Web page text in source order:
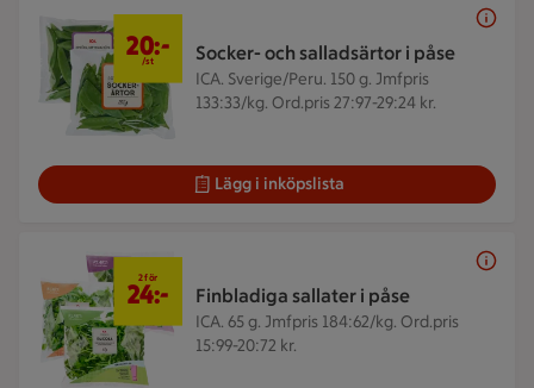
Socker- och salladsärtor i påse
ICA. Sverige/Peru. 150 g. Jmfpris
133:33/kg. Ord.pris 27:97-29:24 kr.
20 kr/st
20:-
/st
Lägg i inköpslista
Finbladiga sallater i påse
ICA. 65 g. Jmfpris 184:62/kg. Ord.pris
15:99-20:72 kr.
2 för
24:-